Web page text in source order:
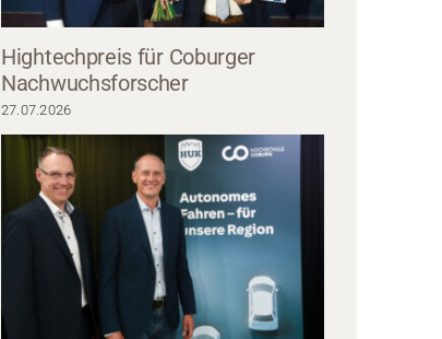
Hightechpreis für Coburger
Nachwuchsforscher
27.07.2026